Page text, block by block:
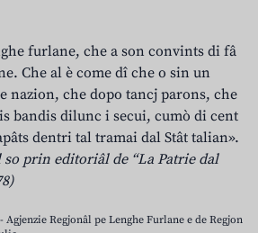
furlane, che a son convints di fâ
Che al è come dî che o sin un
nazion, che dopo tancj parons, che
bandis dilunc i secui, cumò di cent
dentri tal tramai dal Stât talian».
so prin editoriâl de “La Patrie dal
Agjenzie Regjonâl pe Lenghe Furlane e de Regjon